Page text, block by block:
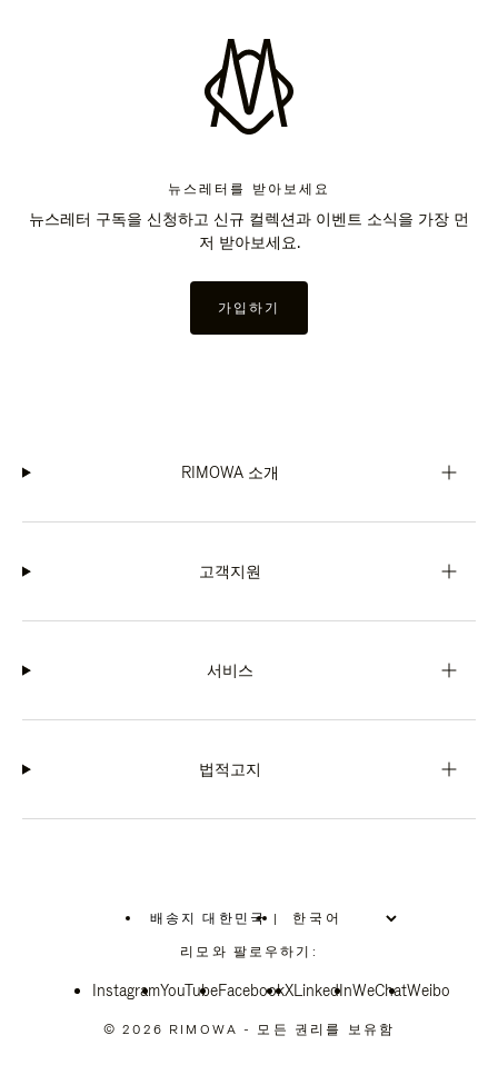
뉴스레터를 받아보세요
뉴스레터 구독을 신청하고 신규 컬렉션과 이벤트 소식을 가장 먼
저 받아보세요.
가입하기
RIMOWA 소개
고객지원
서비스
법적고지
배송지 대한민국
위
치
선
십
|
리모와 팔로우하기:
InstagramYouTubeFacebookXLinkedInWeChatWeibo
© 2026 RIMOWA - 모든 권리를 보유함